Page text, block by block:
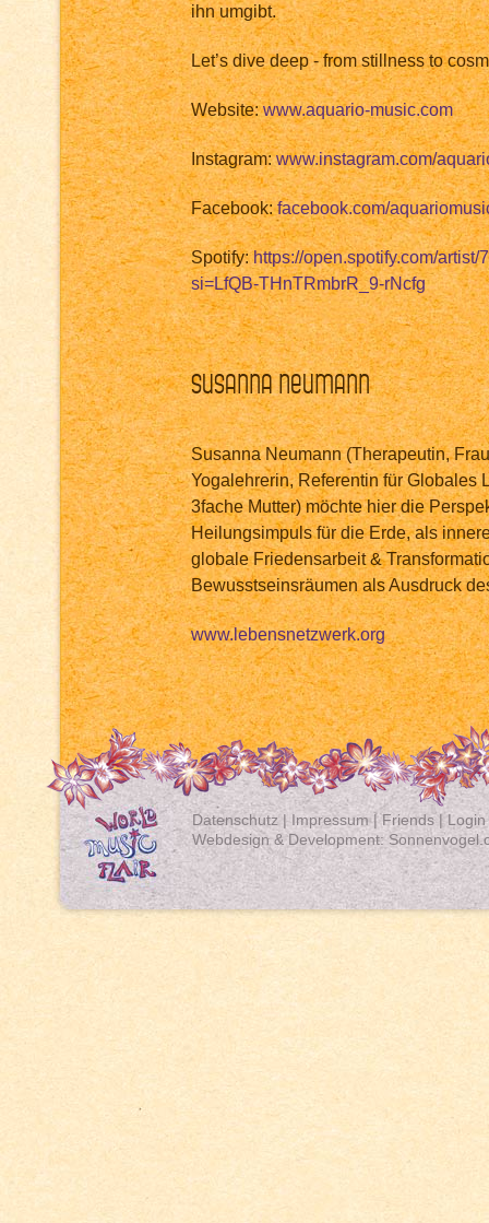
ihn umgibt.
Let’s dive deep - from stillness to
Website:www.aquario-music.com
Instagram:www.instagram.com/
Facebook:facebook.com/
Spotify:https://open.spotify.com/
si=LfQB-THnTRmbrR_9-rNcfg
Susanna Neumann
Susanna Neumann (Therapeutin,
Yogalehrerin, Referentin für Globales
3fache Mutter) möchte hier die
Heilungsimpuls für die Erde, als
globale Friedensarbeit &
Bewusstseinsräumen als Ausdruck
www.lebensnetzwerk.org
Datenschutz | Impressum|Friends|Login
Webdesign & Development: